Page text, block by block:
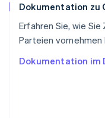
Dokumentation zu
Erfahren Sie, wie
Parteien vornehmen
Dokumentation im
Thailand
Tschechische
English
English